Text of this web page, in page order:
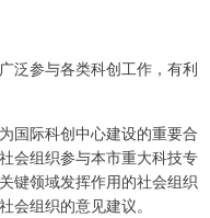
泛参与各类科创工作，有利
国际科创中心建设的重要合
会组织参与本市重大科技专
键领域发挥作用的社会组织
组织的意见建议。